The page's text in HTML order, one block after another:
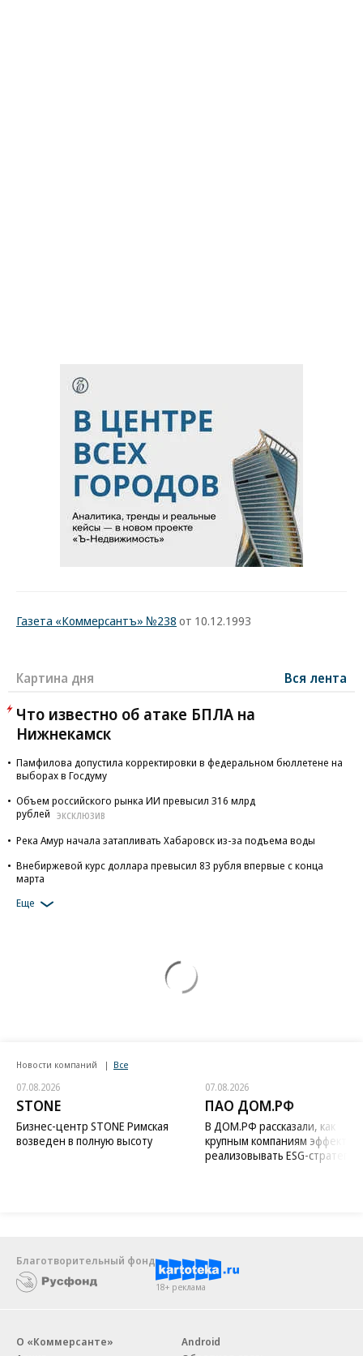
Газета «Коммерсантъ» №238 от 10.12.1993
Картина дня Вся лента
Что известно об атаке БПЛА на
Нижнекамск
Памфилова допустила корректировки в федеральном бюллетене на
выборах в Госдуму
Объем российского рынка ИИ превысил 316 млрд
рублей
ЭКСКЛЮЗИВ
Река Амур начала затапливать Хабаровск из-за подъема воды
Внебиржевой курс доллара превысил 83 рубля впервые с конца
марта
Еще
Новости компаний Все
07.08.2026
STONE
Бизнес-центр STONE Римская
возведен в полную высоту
07.08.2026
ПАО ДОМ.РФ
В ДОМ.РФ рассказали, как
крупным компаниям
реализовывать ESG-стратегию
Благотворительный фонд
18+ реклама
О «Коммерсанте»
Android